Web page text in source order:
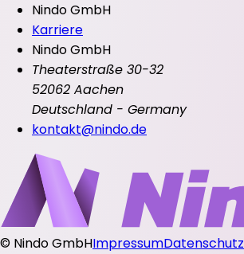
Nindo GmbH
Karriere
Nindo GmbH
Theaterstraße 30-32
52062 Aachen
Deutschland - Germany
kontakt@nindo.de
© Nindo GmbHImpressumDatenschutz